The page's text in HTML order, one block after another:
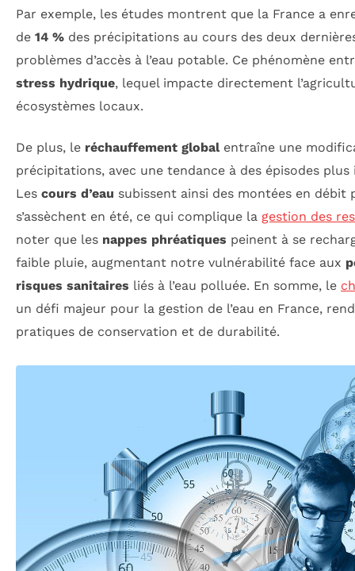
Par exemple, les études montrent que la France a
de 14 % des précipitations au cours des deux
problèmes d’accès à l’eau potable. Ce phénomène
stress hydrique, lequel impacte directement
écosystèmes locaux.
De plus, le réchauffement globalentraîne une
précipitations, avec une tendance à des épisodes
Les cours d’eau subissent ainsi des montées en débit
s’assèchent en été, ce qui complique la gestion des
noter que les nappes phréatiques peinent à se
faible pluie, augmentant notre vulnérabilité face aux
risques sanitaires liés à l’eau polluée. En somme, le
un défi majeur pour la gestion de l’eau en France,
pratiques de conservation et de durabilité.